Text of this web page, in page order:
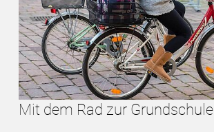
Mit dem Rad zur Grundschule